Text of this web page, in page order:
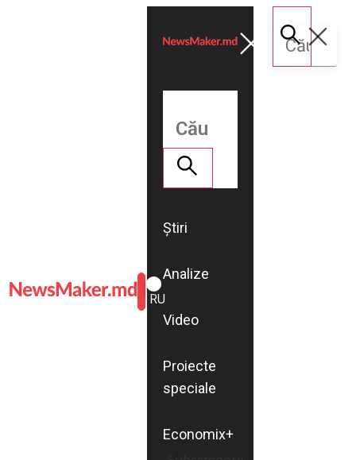
ROMÂNĂ
RU
Știri
Analize
Video
Proiecte
speciale
Economix+